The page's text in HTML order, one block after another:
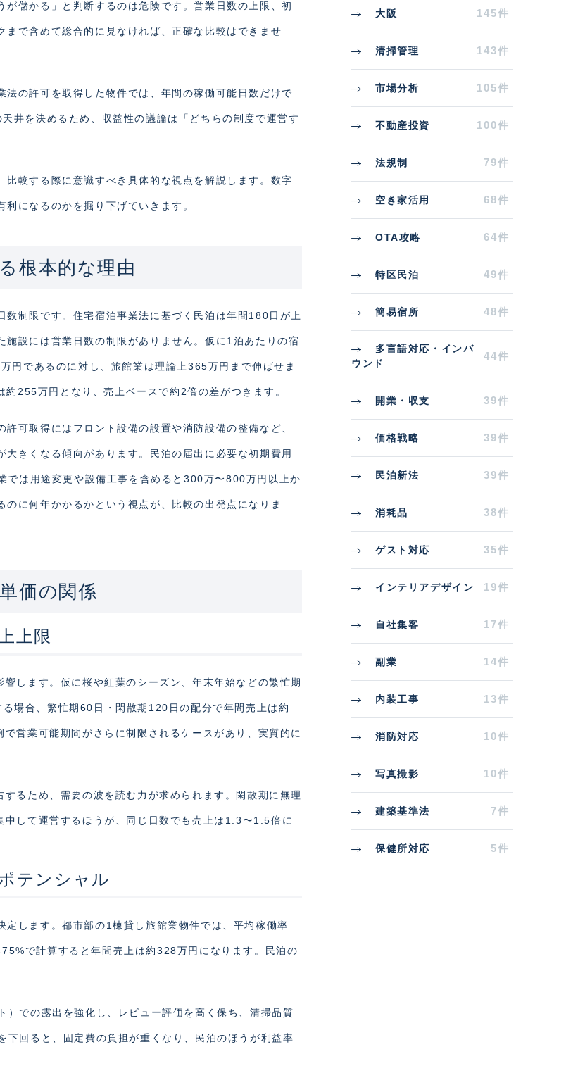
儲かる」と判断するのは危険です。営業日数の上限、初
で含めて総合的に見なければ、正確な比較はできませ
の許可を取得した物件では、年間の稼働可能日数だけで
井を決めるため、収益性の議論は「どちらの制度で運営す
較する際に意識すべき具体的な視点を解説します。数字
になるのかを掘り下げていきます。
根本的な理由
制限です。住宅宿泊事業法に基づく民泊は年間180日が上
設には営業日数の制限がありません。仮に1泊あたりの宿
円であるのに対し、旅館業は理論上365万円まで伸ばせま
255万円となり、売上ベースで約2倍の差がつきます。
可取得にはフロント設備の設置や消防設備の整備など、
きくなる傾向があります。民泊の届出に必要な初期費用
は用途変更や設備工事を含めると300万〜800万円以上か
に何年かかるかという視点が、比較の出発点になりま
価の関係
上限
します。仮に桜や紅葉のシーズン、年末年始などの繁忙期
場合、繁忙期60日・閑散期120日の配分で年間売上は約
営業可能期間がさらに制限されるケースがあり、実質的に
るため、需要の波を読む力が求められます。閑散期に無理
して運営するほうが、同じ日数でも売上は1.3〜1.5倍に
テンシャル
します。都市部の1棟貸し旅館業物件では、平均稼働率
で計算すると年間売上は約328万円になります。民泊の
での露出を強化し、レビュー評価を高く保ち、清掃品質
回ると、固定費の負担が重くなり、民泊のほうが利益率
大阪 145件
清掃管理 143件
市場分析 105件
不動産投資 100件
法規制 79件
空き家活用 68件
OTA攻略 64件
特区民泊 49件
簡易宿所 48件
多言語対応・インバ
ウンド
44件
開業・収支 39件
価格戦略 39件
民泊新法 39件
消耗品 38件
ゲスト対応 35件
インテリアデザイン 19件
自社集客 17件
副業 14件
内装工事 13件
消防対応 10件
写真撮影 10件
建築基準法 7件
保健所対応 5件